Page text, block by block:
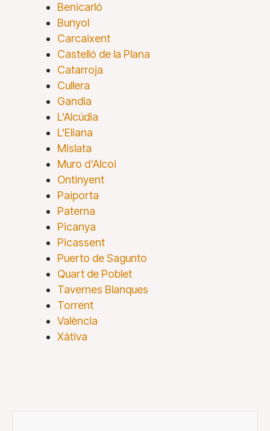
Benicarló
Bunyol
Carcaixent
Castelló de la Plana
Catarroja
Cullera
Gandia
L'Alcúdia
L'Eliana
Mislata
Muro d'Alcoi
Ontinyent
Paiporta
Paterna
Picanya
Picassent
Puerto de Sagunto
Quart de Poblet
Tavernes Blanques
Torrent
València
Xàtiva